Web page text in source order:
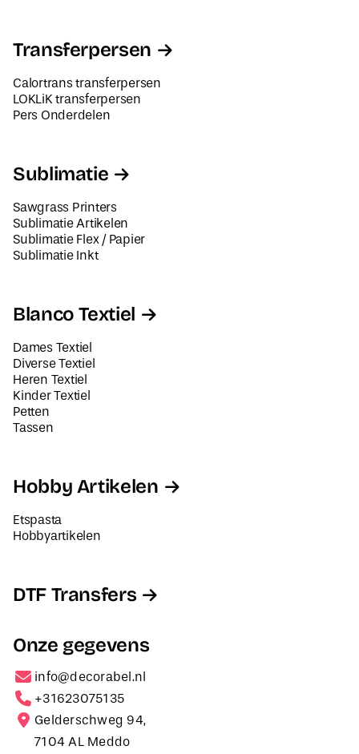
Transferpersen
Calortrans transferpersen
LOKLiK transferpersen
Pers Onderdelen
Sublimatie
Sawgrass Printers
Sublimatie Artikelen
Sublimatie Flex / Papier
Sublimatie Inkt
Blanco Textiel
Dames Textiel
Diverse Textiel
Heren Textiel
Kinder Textiel
Petten
Tassen
Hobby Artikelen
Etspasta
Hobbyartikelen
DTF Transfers
Onze gegevens
info@decorabel.nl
+31623075135
Gelderschweg 94,
7104 AL Meddo